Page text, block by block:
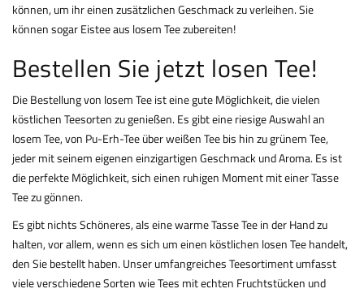
können, um ihr einen zusätzlichen Geschmack zu verleihen. Sie
können sogar Eistee aus losem Tee zubereiten!
Bestellen Sie jetzt losen Tee!
Die Bestellung von losem Tee ist eine gute Möglichkeit, die vielen
köstlichen Teesorten zu genießen. Es gibt eine riesige Auswahl an
losem Tee, von Pu-Erh-Tee über weißen Tee bis hin zu grünem Tee,
jeder mit seinem eigenen einzigartigen Geschmack und Aroma. Es ist
die perfekte Möglichkeit, sich einen ruhigen Moment mit einer Tasse
Tee zu gönnen.
Es gibt nichts Schöneres, als eine warme Tasse Tee in der Hand zu
halten, vor allem, wenn es sich um einen köstlichen losen Tee handelt,
den Sie bestellt haben. Unser umfangreiches Teesortiment umfasst
viele verschiedene Sorten wie Tees mit echten Fruchtstücken und